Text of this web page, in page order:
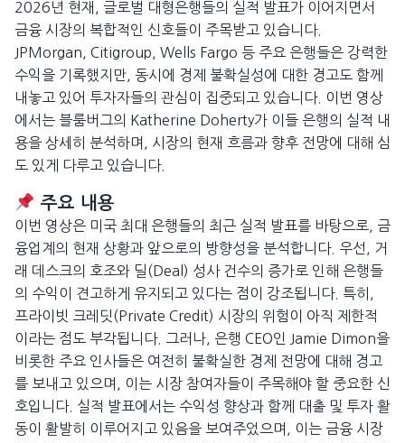
2026년 현재, 글로벌 대형은행들의 실적 발표가 이어지면서
금융 시장의 복합적인 신호들이 주목받고 있습니다.
JPMorgan, Citigroup, Wells Fargo 등 주요 은행들은 강력한
수익을 기록했지만, 동시에 경제 불확실성에 대한 경고도 함께
내놓고 있어 투자자들의 관심이 집중되고 있습니다. 이번 영상
에서는 블룸버그의 Katherine Doherty가 이들 은행의 실적 내
용을 상세히 분석하며, 시장의 현재 흐름과 향후 전망에 대해 심
도 있게 다루고 있습니다.
주요 내용
이번 영상은 미국 최대 은행들의 최근 실적 발표를 바탕으로, 금
융업계의 현재 상황과 앞으로의 방향성을 분석합니다. 우선, 거
래 데스크의 호조와 딜(Deal) 성사 건수의 증가로 인해 은행들
의 수익이 견고하게 유지되고 있다는 점이 강조됩니다. 특히,
프라이빗 크레딧(Private Credit) 시장의 위험이 아직 제한적
이라는 점도 부각됩니다. 그러나, 은행 CEO인 Jamie Dimon을
비롯한 주요 인사들은 여전히 불확실한 경제 전망에 대해 경고
를 보내고 있으며, 이는 시장 참여자들이 주목해야 할 중요한 신
호입니다. 실적 발표에서는 수익성 향상과 함께 대출 및 투자 활
동이 활발히 이루어지고 있음을 보여주었으며, 이는 금융 시장